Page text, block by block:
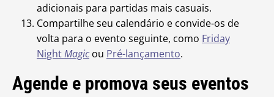
adicionais para partidas mais casuais.
Compartilhe seu calendário e convide-os de
volta para o evento seguinte, como Friday
NightMagicou Pré-lançamento.
Agende e promova seus eventos